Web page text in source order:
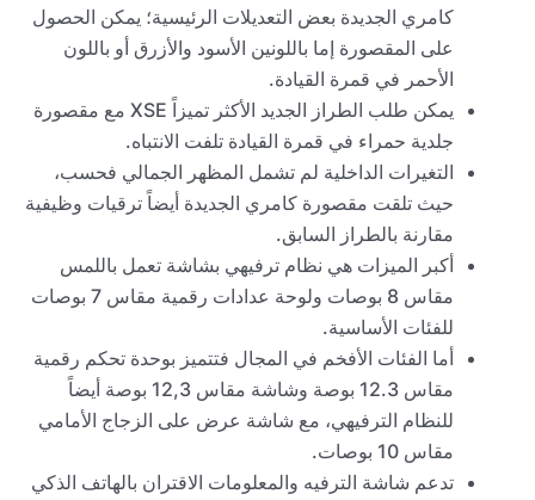
كامري الجديدة بعض التعديلات الرئيسية؛ يمكن الحصول
على المقصورة إما باللونين الأسود والأزرق أو باللون
الأحمر في قمرة القيادة.
يمكن طلب الطراز الجديد الأكثر تميزاً XSE مع مقصورة
جلدية حمراء في قمرة القيادة تلفت الانتباه.
التغيرات الداخلية لم تشمل المظهر الجمالي فحسب،
حيث تلقت مقصورة كامري الجديدة أيضاً ترقيات وظيفية
مقارنة بالطراز السابق.
أكبر الميزات هي نظام ترفيهي بشاشة تعمل باللمس
مقاس 8 بوصات ولوحة عدادات رقمية مقاس 7 بوصات
للفئات الأساسية.
أما الفئات الأفخم في المجال فتتميز بوحدة تحكم رقمية
مقاس 12.3 بوصة وشاشة مقاس 12,3 بوصة أيضاً
للنظام الترفيهي، مع شاشة عرض على الزجاج الأمامي
مقاس 10 بوصات.
تدعم شاشة الترفيه والمعلومات الاقتران بالهاتف الذكي